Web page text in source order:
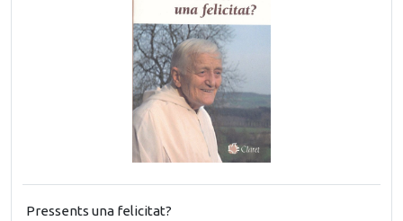
Pressents una felicitat?